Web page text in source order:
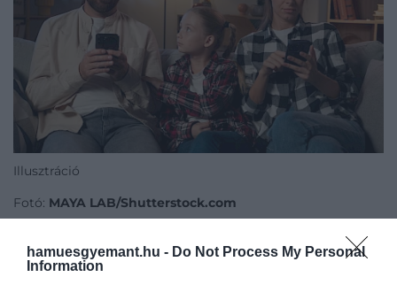
hamuesgyemant.hu - Do Not Process My Personal
Information
Illusztráció
Fotó: MAYA LAB/Shutterstock.com
Nem általános „elbutulásról” van szó, hanem